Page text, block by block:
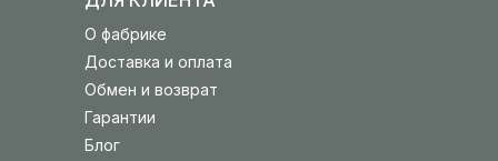
Блог
Гарантии
Обмен и возврат
Доставка и оплата
О фабрике